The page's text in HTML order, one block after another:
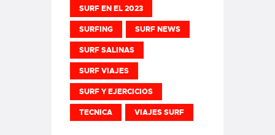
SURF EN EL 2023
SURFING SURF NEWS
SURF SALINAS
SURF VIAJES
SURF Y EJERCICIOS
TECNICA VIAJES SURF